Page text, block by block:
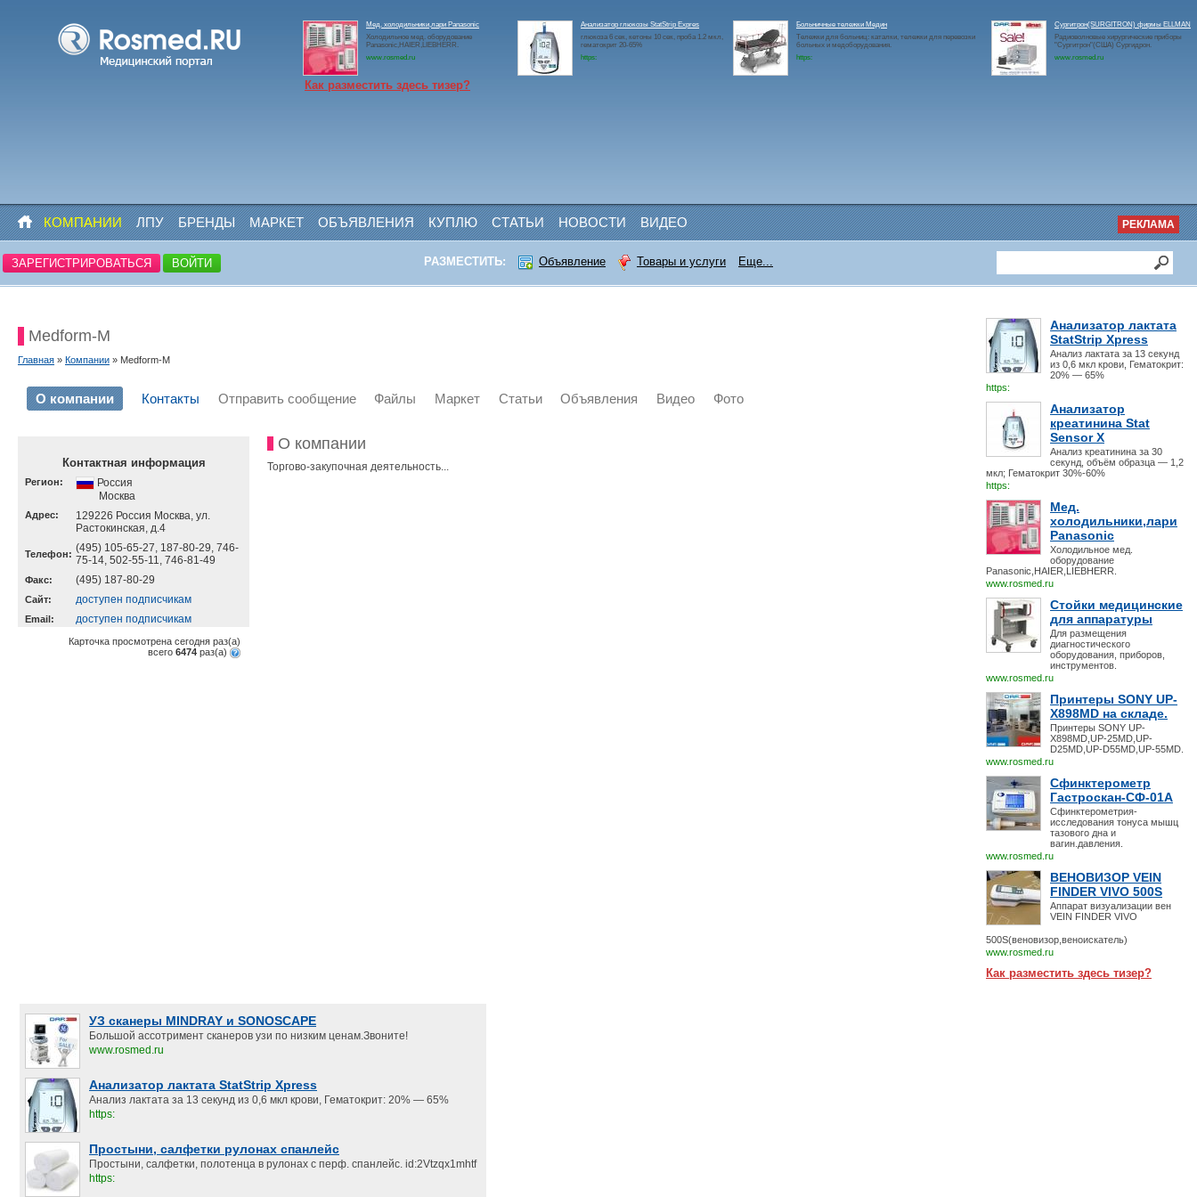
Мед. холодильники,лари Panasonic
Холодильное мед. оборудование
Panasonic,HAIER,LIEBHERR.
www.rosmed.ru
Анализатор глюкозы StatStrip Expres
глюкоза 6 сек, кетоны 10 сек, проба 1.2 мкл,
гематокрит 20-65%
https:
Больничные тележки Медин
Тележки для больниц: каталки, тележки для перевозки
больных и медоборудования.
https:
Сургитрон(SURGITRON) фирмы ELLMAN
Радиоволновые хирургические приборы
"Сургитрон"(США) Сургидрон.
www.rosmed.ru
Как разместить здесь тизер?
КОМПАНИИ ЛПУ БРЕНДЫ МАРКЕТ ОБЪЯВЛЕНИЯ КУПЛЮ СТАТЬИ НОВОСТИ ВИДЕО РЕКЛАМА
ЗАРЕГИСТРИРОВАТЬСЯ ВОЙТИ РАЗМЕСТИТЬ: Объявление Товары и услуги Еще...
Анализатор лактата
StatStrip Xpress
Анализ лактата за 13 секунд
из 0,6 мкл крови, Гематокрит:
20% — 65%
https:
Анализатор
креатинина Stat
Sensor X
Анализ креатинина за 30
секунд, объём образца — 1,2
мкл; Гематокрит 30%-60%
https:
Мед.
холодильники,лари
Panasonic
Холодильное мед.
оборудование
Panasonic,HAIER,LIEBHERR.
www.rosmed.ru
Стойки медицинские
для аппаратуры
Для размещения
диагностического
оборудования, приборов,
инструментов.
www.rosmed.ru
Принтеры SONY UP-
X898MD на складе.
Принтеры SONY UP-
X898MD,UP-25MD,UP-
D25MD,UP-D55MD,UP-55MD.
www.rosmed.ru
Сфинктерометр
Гастроскан-СФ-01А
Сфинктерометрия-
исследования тонуса мышц
тазового дна и
вагин.давления.
www.rosmed.ru
ВЕНОВИЗОР VEIN
FINDER VIVO 500S
Аппарат визуализации вен
VEIN FINDER VIVO
500S(веновизор,веноискатель)
www.rosmed.ru
Как разместить здесь тизер?
Medform-M
Главная » Компании » Medform-M
О компании Контакты Отправить сообщение Файлы Маркет Статьи Объявления Видео Фото
Контактная информация
Регион:
Россия
Москва
Адрес:
129226 Россия Москва, ул.
Растокинская, д.4
Телефон: (495) 105-65-27, 187-80-29, 746-
75-14, 502-55-11, 746-81-49
Факс: (495) 187-80-29
Cайт: доступен подписчикам
Email: доступен подписчикам
Карточка просмотрена сегодня раз(a)
всего 6474 раз(a)
О компании
Торгово-закупочная деятельность...
УЗ сканеры MINDRAY и SONOSCAPE
Большой ассотримент сканеров узи по низким ценам.Звоните!
www.rosmed.ru
Анализатор лактата StatStrip Xpress
Анализ лактата за 13 секунд из 0,6 мкл крови, Гематокрит: 20% — 65%
https:
Простыни, салфетки рулонах спанлейс
Простыни, салфетки, полотенца в рулонах с перф. спанлейс. id:2Vtzqx1mhtf
https: